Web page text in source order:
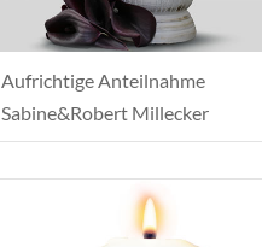
Aufrichtige Anteilnahme
Sabine&Robert Millecker